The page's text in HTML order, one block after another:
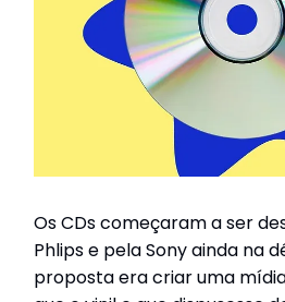
Os CDs começaram a ser
Phlips e pela Sony ainda na
proposta era criar uma